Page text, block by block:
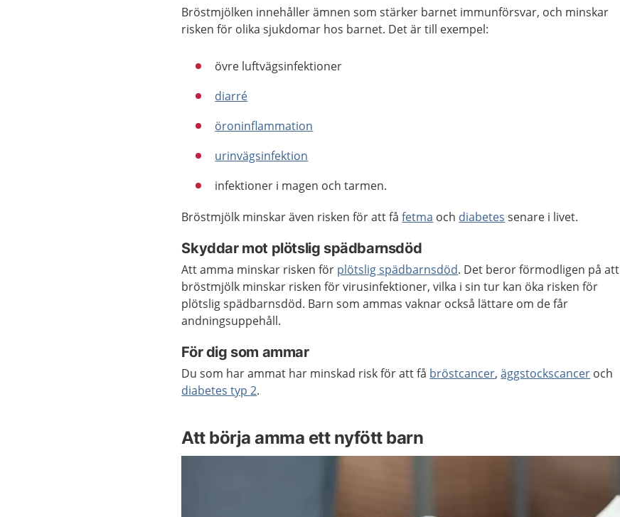
Bröstmjölken innehåller ämnen som stärker barnet immunförsvar, och minskar
risken för olika sjukdomar hos barnet. Det är till exempel:
övre luftvägsinfektioner
diarré
öroninflammation
urinvägsinfektion
infektioner i magen och tarmen.
Bröstmjölk minskar även risken för att fåfetma och diabetes senare i livet.
Skyddar mot plötslig spädbarnsdöd
Att amma minskar risken för plötslig spädbarnsdöd. Det beror förmodligen på att
bröstmjölk minskar risken för virusinfektioner, vilka i sin tur kan öka risken för
plötslig spädbarnsdöd. Barn som ammas vaknar också lättare om de får
andningsuppehåll.
För dig som ammar
Du som har ammat har minskad risk för att få bröstcancer,äggstockscancer och
diabetes typ 2.
Att börja amma ett nyfött barn